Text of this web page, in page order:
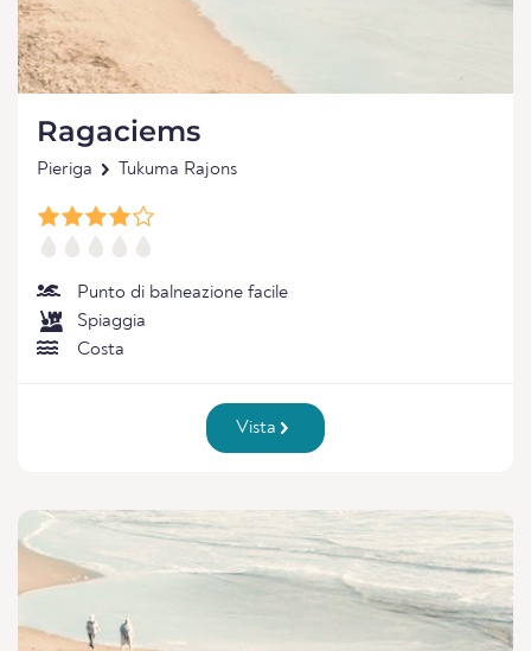
Ragaciems
Pieriga Tukuma Rajons
Punto di balneazione facile
Spiaggia
Costa
Vista